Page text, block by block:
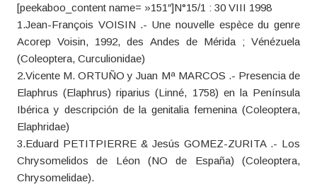
[peekaboo_content name= »151″]N°15/1 : 30 VIII 1998
1.Jean-François VOISIN .- Une nouvelle espèce du genre
Acorep Voisin, 1992, des Andes de Mérida ; Vénézuela
(Coleoptera, Curculionidae)
2.Vicente M. ORTUÑO y Juan Mª MARCOS .- Presencia de
Elaphrus (Elaphrus) riparius (Linné, 1758) en la Península
Ibérica y descripción de la genitalia femenina (Coleoptera,
Elaphridae)
3.Eduard PETITPIERRE & Jesús GOMEZ-ZURITA .- Los
Chrysomelidos de Léon (NO de España) (Coleoptera,
Chrysomelidae).